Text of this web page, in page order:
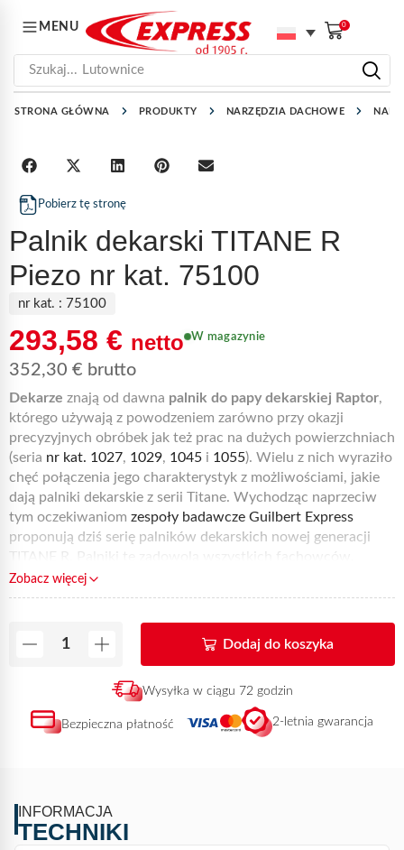
MENU 0
Szukaj... Lutownice
STRONA GŁÓWNA PRODUKTY NARZĘDZIA DACHOWE
Pobierz tę stronę
Palnik dekarski TITANE R
Piezo nr kat. 75100
nr kat. : 75100
293,58 € netto
352,30 € brutto
W magazynie
Dekarze znają od dawna palnik do papy dekarskiej Raptor,
którego używają z powodzeniem zarówno przy okazji
precyzyjnych obróbek jak też prac na dużych powierzchniach
(seria nr kat. 1027, 1029, 1045 i 1055). Wielu z nich wyraziło
chęć połączenia jego charakterystyk z możliwościami, jakie
dają palniki dekarskie z serii Titane. Wychodząc naprzeciw
tym oczekiwaniom zespoły badawcze Guilbert Express
proponują dziś serię palników dekarskich nowej generacji
TITANE R. Palniki te zadowolą wszystkich fachowców,
którym zależy na posiadaniu narzędzi pracy odznaczających
się nie tylko lekką wagą ale także bardzo silnym płomieniem.
proponuje cztery wersje palników o różnej mocy. Dzięki tym
rozlicznym wersjom, których moc mieści się w granicach od
właściwościami ergonomicznymi, dekarze mogą pracować
we wszystkich możliwych konfiguracjach.Wersja 75100
składa się z
tytanowego palnika 50 kW nr kat. 50RL200
może zostać dostarczona do domu w ciągu 72 godzin od
otrzymania płatności.
Zobacz więcej
Dodaj do koszyka
Wysyłka w ciągu 72 godzin
Bezpieczna płatność 2-letnia gwarancja
INFORMACJA
TECHNIKI